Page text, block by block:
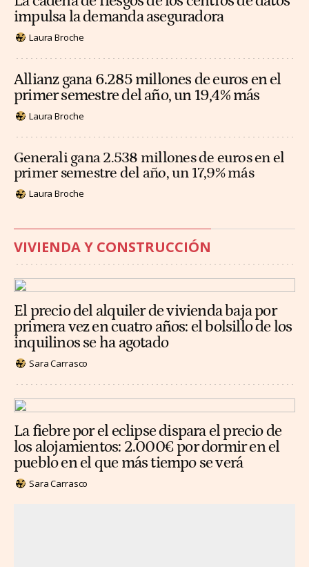
impulsa la demanda aseguradora
Laura Broche
Allianz gana 6.285 millones de euros en el
primer semestre del año, un 19,4% más
Laura Broche
Generali gana 2.538 millones de euros en el
primer semestre del año, un 17,9% más
Laura Broche
VIVIENDA Y CONSTRUCCIÓN
El precio del alquiler de vivienda baja por
primera vez en cuatro años: el bolsillo de los
inquilinos se ha agotado
Sara Carrasco
La fiebre por el eclipse dispara el precio de
los alojamientos: 2.000€ por dormir en el
pueblo en el que más tiempo se verá
Sara Carrasco